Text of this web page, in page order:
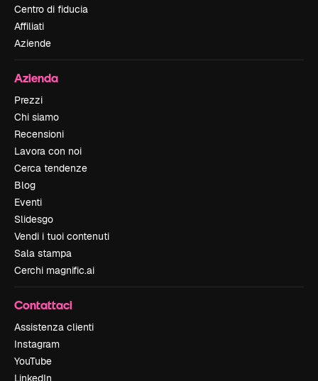
Centro di fiducia
Affiliati
Aziende
Azienda
Prezzi
Chi siamo
Recensioni
Lavora con noi
Cerca tendenze
Blog
Eventi
Slidesgo
Vendi i tuoi contenuti
Sala stampa
Cerchi magnific.ai
Contattaci
Assistenza clienti
Instagram
YouTube
LinkedIn